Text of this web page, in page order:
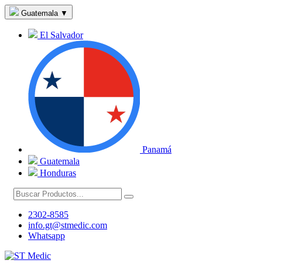
Guatemala ▼
El Salvador
Panamá
Guatemala
Honduras
2302-8585
info.gt@stmedic.com
Whatsapp